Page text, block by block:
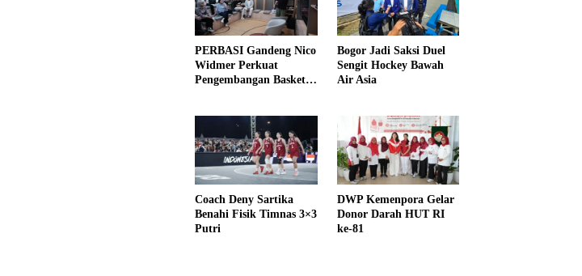
PERBASI Gandeng Nico
Widmer Perkuat
Pengembangan Basket
Bogor Jadi Saksi Duel
Sengit Hockey Bawah
Air Asia
Coach Deny Sartika
Benahi Fisik Timnas 3×3
Putri
DWP Kemenpora Gelar
Donor Darah HUT RI
ke-81